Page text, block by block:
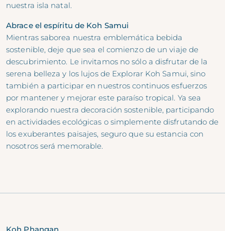
nuestra isla natal.
Abrace el espíritu de Koh Samui
Mientras saborea nuestra emblemática bebida
sostenible, deje que sea el comienzo de un viaje de
descubrimiento. Le invitamos no sólo a disfrutar de la
serena belleza y los lujos de Explorar Koh Samui, sino
también a participar en nuestros continuos esfuerzos
por mantener y mejorar este paraíso tropical. Ya sea
explorando nuestra decoración sostenible, participando
en actividades ecológicas o simplemente disfrutando de
los exuberantes paisajes, seguro que su estancia con
nosotros será memorable.